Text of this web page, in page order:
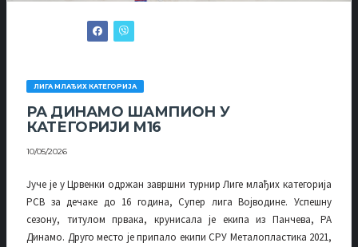
ЛИГА МЛАЂИХ КАТЕГОРИЈА
РА ДИНАМО ШАМПИОН У
КАТЕГОРИЈИ М16
10/05/2026
Јуче је у Црвенки одржан завршни турнир Лиге млађих категорија
РСВ за дечаке до 16 година, Супер лига Војводине. Успешну
сезону, титулом првака, крунисала је екипа из Панчева, РА
Динамо. Друго место је припало екипи СРУ Металопластика 2021,